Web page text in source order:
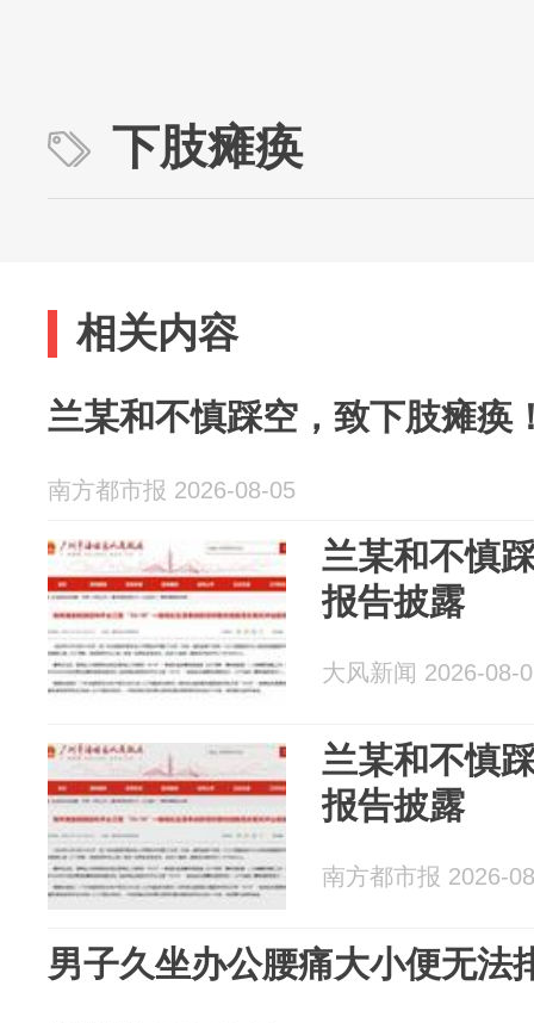
下肢瘫痪
相关内容
兰某和不慎踩空，致下肢瘫痪
南方都市报 2026-08-05
兰某和不慎
报告披露
大风新闻 2026-08-
兰某和不慎
报告披露
南方都市报 2026-
男子久坐办公腰痛大小便无法